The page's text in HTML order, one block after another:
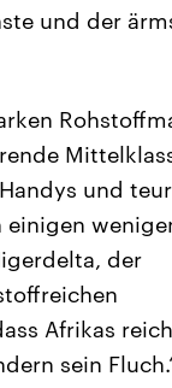
und der
und
einigen
der
Afrikas
sein